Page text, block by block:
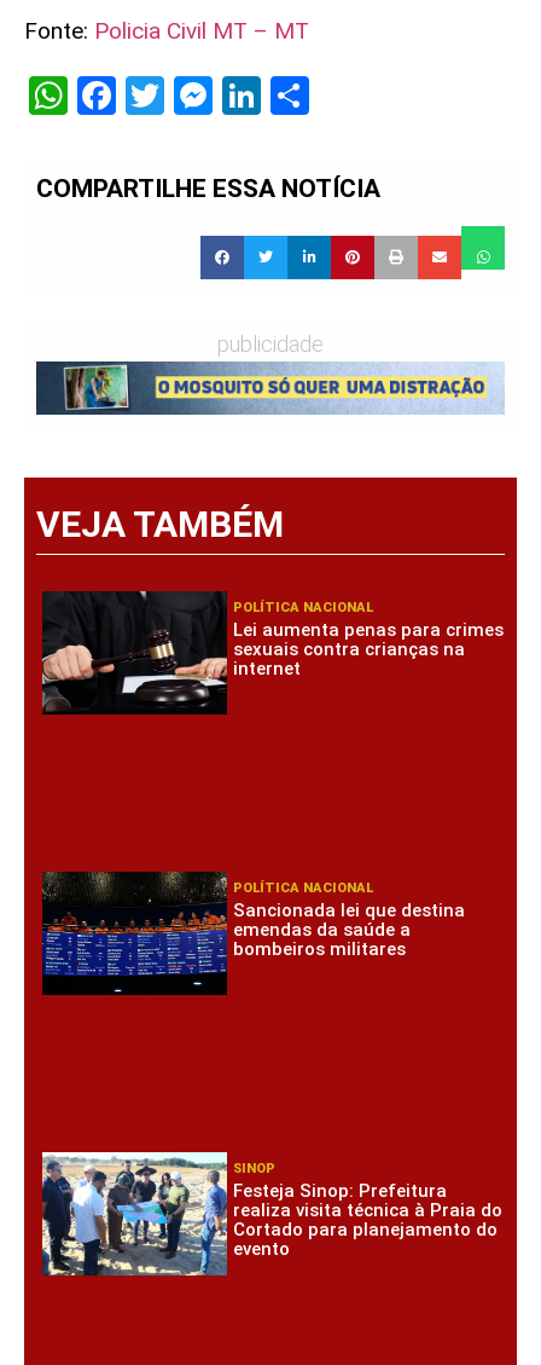
Fonte: Policia Civil MT – MT
WhatsApp
Facebook
TwitterMessenger
LinkedIn
COMPARTILHE ESSA NOTÍCIA
publicidade
VEJA TAMBÉM
POLÍTICA NACIONAL
Lei aumenta penas para crimes
sexuais contra crianças na
internet
POLÍTICA NACIONAL
Sancionada lei que destina
emendas da saúde a
bombeiros militares
SINOP
Festeja Sinop: Prefeitura
realiza visita técnica à Praia do
Cortado para planejamento do
evento